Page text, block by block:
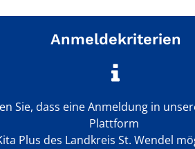
Anmeldekriterien
Sie, dass eine Anmeldung in
Plattform
Plus des Landkreis St. Wendel